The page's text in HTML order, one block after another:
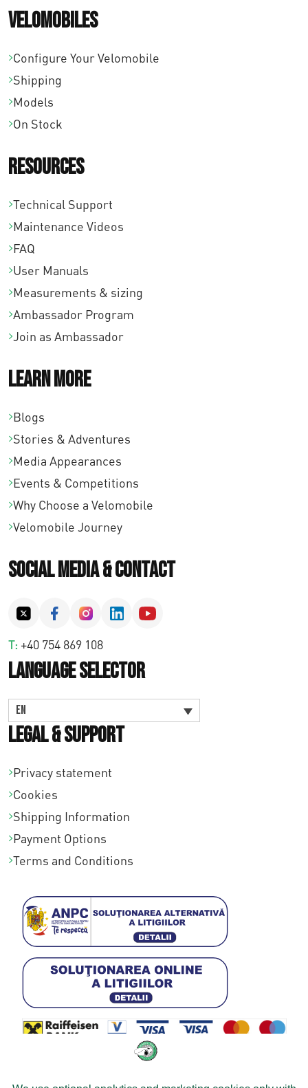
Velomobiles
Configure Your Velomobile
Shipping
Models
On Stock
Resources
Technical Support
Maintenance Videos
FAQ
User Manuals
Measurements & sizing
Ambassador Program
Join as Ambassador
Learn More
Blogs
Stories & Adventures
Media Appearances
Events & Competitions
Why Choose a Velomobile
Velomobile Journey
Social Media & Contact
T: +40 754 869 108
Language Selector
EN
Legal & Support
Privacy statement
Cookies
Shipping Information
Payment Options
Terms and Conditions